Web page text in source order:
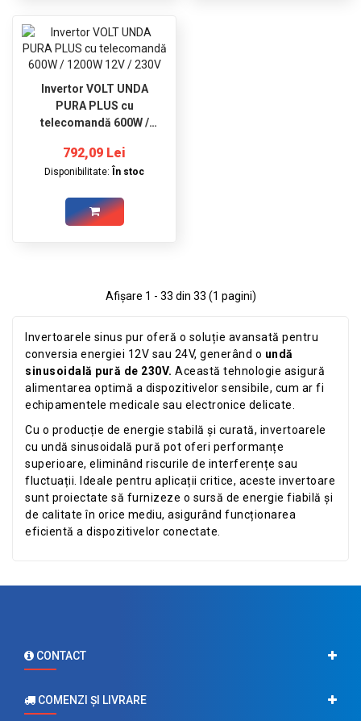
Invertor VOLT UNDA
PURA PLUS cu
telecomandă 600W /
792,09 Lei
Disponibilitate: În stoc
Afişare 1 - 33 din 33 (1 pagini)
Invertoarele sinus pur oferă o soluție avansată pentru
conversia energiei 12V sau 24V, generând o undă
sinusoidală pură de 230V. Această tehnologie asigură
alimentarea optimă a dispozitivelor sensibile, cum ar fi
echipamentele medicale sau electronice delicate.
Cu o producție de energie stabilă și curată, invertoarele
cu undă sinusoidală pură pot oferi performanțe
superioare, eliminând riscurile de interferențe sau
fluctuații. Ideale pentru aplicații critice, aceste invertoare
sunt proiectate să furnizeze o sursă de energie fiabilă și
de calitate în orice mediu, asigurând funcționarea
eficientă a dispozitivelor conectate.
CONTACT
COMENZI ŞI LIVRARE